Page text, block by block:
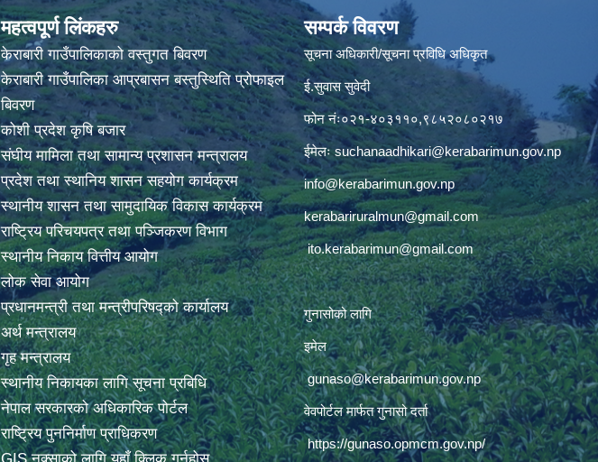
महत्वपूर्ण लिंकहरु
केराबारी गाउँपालिकाको वस्तुगत बिवरण
केराबारी गाउँपालिका आप्रबासन बस्तुस्थिति प्रोफाइल
बिवरण
कोशी प्रदेश कृषि बजार
संघीय मामिला तथा सामान्य प्रशासन मन्त्रालय
प्रदेश तथा स्थानिय शासन सहयोग कार्यक्रम
स्थानीय शासन तथा सामुदायिक विकास कार्यक्रम
राष्ट्रिय परिचयपत्र तथा पञ्जिकरण विभाग
स्थानीय निकाय वित्तीय आयोग
लोक सेवा आयोग
प्रधानमन्त्री तथा मन्त्रीपरिषद्को कार्यालय
अर्थ मन्त्रालय
गृह मन्त्रालय
स्थानीय निकायका लागि सूचना प्रबिधि
नेपाल सरकारको अधिकारिक पोर्टल
राष्ट्रिय पुननिर्माण प्राधिकरण
सम्पर्क विवरण
सूचना अधिकारी/सूचना प्रविधि अधिकृत
ई.सुवास सुवेदी
फोन नंः०२१-४०३११०,९८५२०८०२१७
ईमेलःsuchanaadhikari@kerabarimun.gov.np
info@kerabarimun.gov.np
kerabariruralmun@gmail.com
ito.kerabarimun@gmail.com
गुनासोको लागि
इमेल
gunaso@kerabarimun.gov.np
वेवपोर्टल मार्फत गुनासो दर्ता
https://gunaso.opmcm.gov.np/